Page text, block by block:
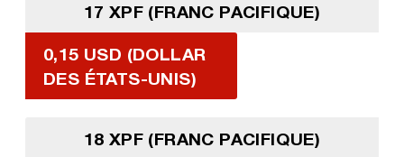
17 XPF (FRANC PACIFIQUE)
0,15 USD (DOLLAR
DES ÉTATS-UNIS)
18 XPF (FRANC PACIFIQUE)